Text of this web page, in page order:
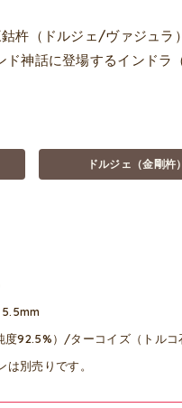
杵（ドルジェ/ヴァジュラ
神話に登場するインドラ
ドルジェ（金剛杵）
92.5%）/ターコイズ（トルコ
別売りです。